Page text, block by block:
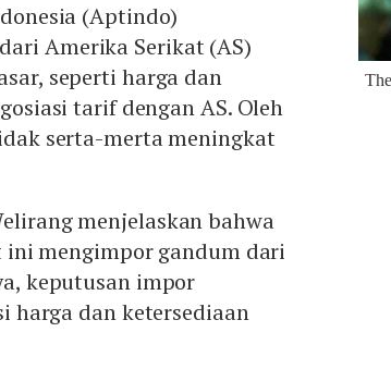
(Aptindo)
Amerika Serikat (AS)
seperti harga dan
tarif dengan AS. Oleh
serta-merta meningkat
menjelaskan bahwa
mengimpor gandum dari
keputusan impor
harga dan ketersediaan